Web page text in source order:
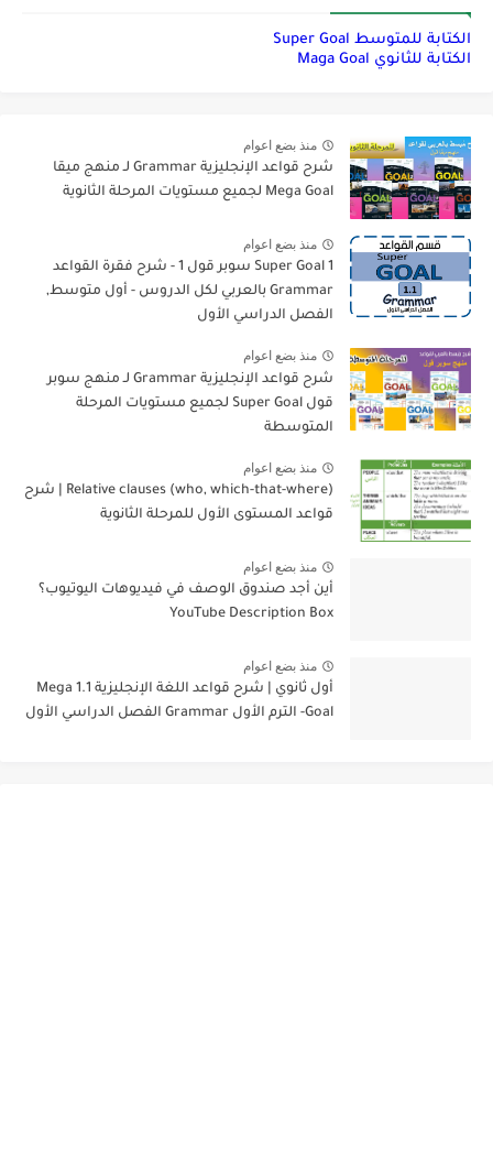
الكتابة للمتوسط Super Goal
الكتابة للثانوي Maga Goal
منذ بضع اعوام
شرح قواعد الإنجليزية Grammar لـ منهج ميقا
Mega Goal لجميع مستويات المرحلة الثانوية
منذ بضع اعوام
Super Goal 1 سوبر قول 1 - شرح فقرة القواعد
Grammar بالعربي لكل الدروس - أول متوسط,
الفصل الدراسي الأول
منذ بضع اعوام
شرح قواعد الإنجليزية Grammar لـ منهج سوبر
قول Super Goal لجميع مستويات المرحلة
المتوسطة
منذ بضع اعوام
Relative clauses (who, which-that-where) | شرح
قواعد المستوى الأول للمرحلة الثانوية
منذ بضع اعوام
أين أجد صندوق الوصف في فيديوهات اليوتيوب؟
YouTube Description Box
منذ بضع اعوام
أول ثانوي | شرح قواعد اللغة الإنجليزية 1.1 Mega
Goal- الترم الأول Grammar الفصل الدراسي الأول